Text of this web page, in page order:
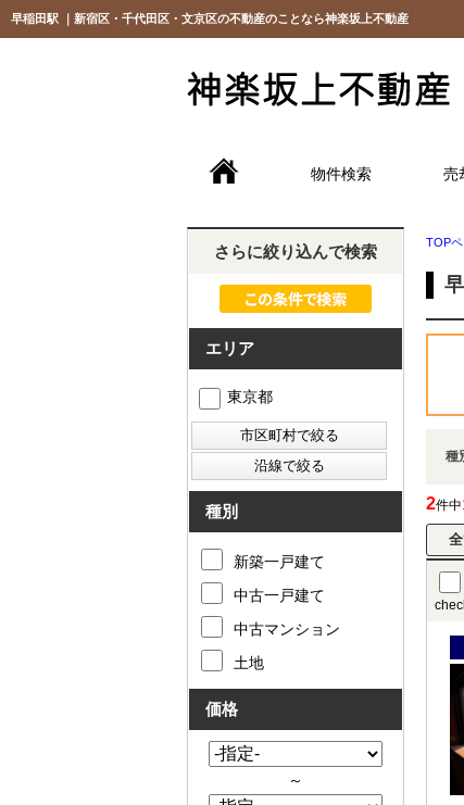
早稲田駅 ｜新宿区・千代田区・文京区の不動産のことなら神楽坂上不動産
物件検索 売
TOP
種
2件中
さらに絞り込んで検索
エリア
東京都
種別
新築一戸建て
中古一戸建て
中古マンション
土地
価格
～